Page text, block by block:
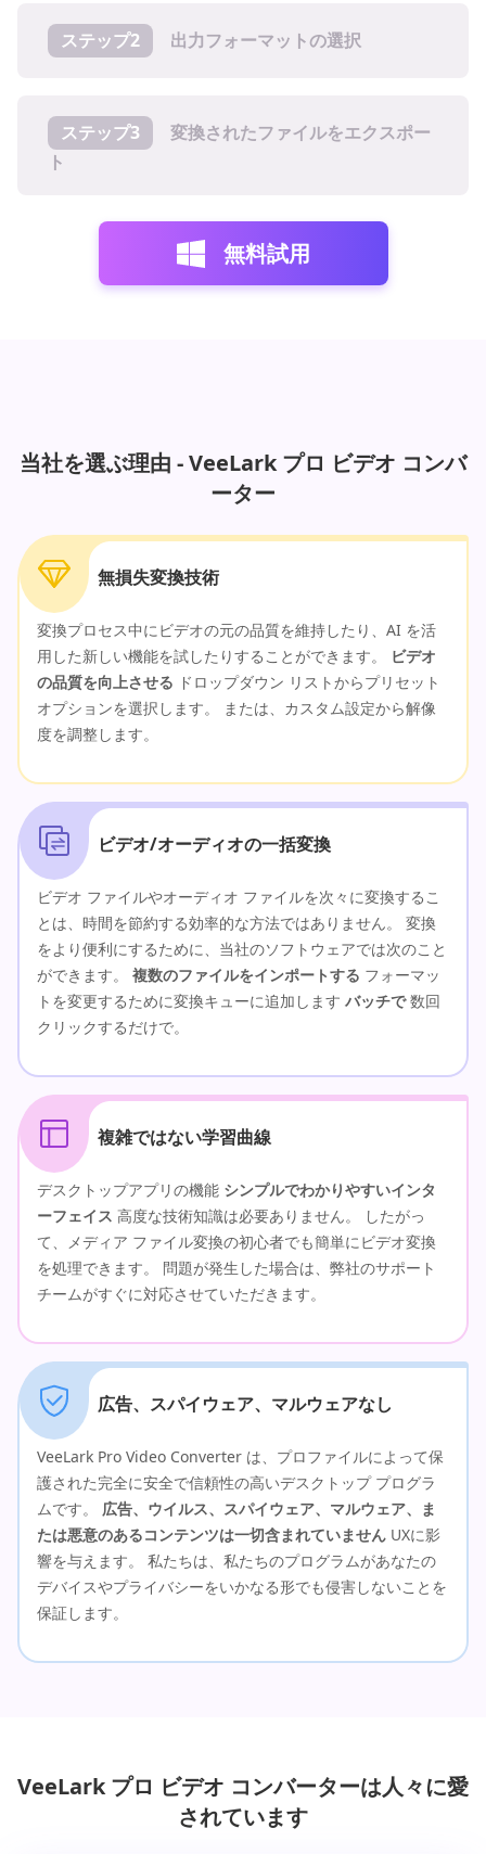
ステップ2 出力フォーマットの選択
ステップ3
変換されたファイルをエクスポー
ト
無料試用
当社を選ぶ理由 - VeeLark プロ ビデオ コンバ
ーター
無損失変換技術
変換プロセス中にビデオの元の品質を維持したり、AI を活
用した新しい機能を試したりすることができます。
ビデオ
の品質を向上させる ドロップダウン リストからプリセット
オプションを選択します。 または、カスタム設定から解像
度を調整します。
ビデオ/オーディオの一括変換
ビデオ ファイルやオーディオ ファイルを次々に変換するこ
とは、時間を節約する効率的な方法ではありません。 変換
をより便利にするために、当社のソフトウェアでは次のこと
ができます。 複数のファイルをインポートする フォーマッ
トを変更するために変換キューに追加します バッチで数回
クリックするだけで。
複雑ではない学習曲線
デスクトップアプリの機能 シンプルでわかりやすいインタ
ーフェイス 高度な技術知識は必要ありません。 したがっ
て、メディア ファイル変換の初心者でも簡単にビデオ変換
を処理できます。 問題が発生した場合は、弊社のサポート
チームがすぐに対応させていただきます。
広告、スパイウェア、マルウェアなし
VeeLark Pro Video Converter は、プロファイルによって保
護された完全に安全で信頼性の高いデスクトップ プログラ
ムです。 広告、ウイルス、スパイウェア、マルウェア、ま
たは悪意のあるコンテンツは一切含まれていません UXに影
響を与えます。 私たちは、私たちのプログラムがあなたの
デバイスやプライバシーをいかなる形でも侵害しないことを
保証します。
VeeLark プロ ビデオ コンバーターは人々に愛
されています